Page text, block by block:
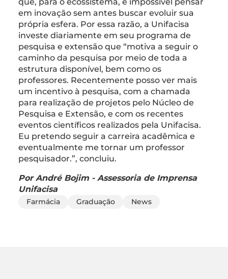
em inovação sem antes buscar evoluir sua
própria esfera. Por essa razão, a Unifacisa
investe diariamente em seu programa de
pesquisa e extensão que “motiva a seguir o
caminho da pesquisa por meio de toda a
estrutura disponível, bem como os
professores. Recentemente posso ver mais
um incentivo à pesquisa, com a chamada
para realização de projetos pelo Núcleo de
Pesquisa e Extensão, e com os recentes
eventos científicos realizados pela Unifacisa.
Eu pretendo seguir a carreira acadêmica e
eventualmente me tornar um professor
pesquisador.”, concluiu.
Por André Bojim - Assessoria de Imprensa
Unifacisa
Farmácia Graduação News